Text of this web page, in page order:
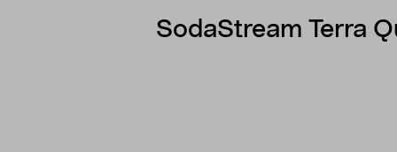
SodaStream Terra